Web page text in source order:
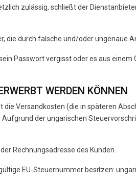
zulässig, schließt der
durch falsche und/oder ungenaue
Passwort vergisst oder es aus
WERDEN KÖNNEN
Versandkosten (die in späteren
der ungarischen
Rechnungsadresse des Kunden.
EU-Steuernummer besitzen: